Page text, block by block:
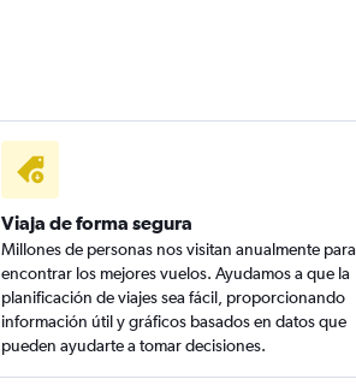
Viaja de forma segura
Millones de personas nos visitan anualmente para
encontrar los mejores vuelos. Ayudamos a que la
planificación de viajes sea fácil, proporcionando
información útil y gráficos basados en datos que
pueden ayudarte a tomar decisiones.